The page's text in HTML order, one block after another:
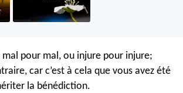
mal pour mal, ou injure pour injure;
car c’est à cela que vous avez été
la bénédiction.